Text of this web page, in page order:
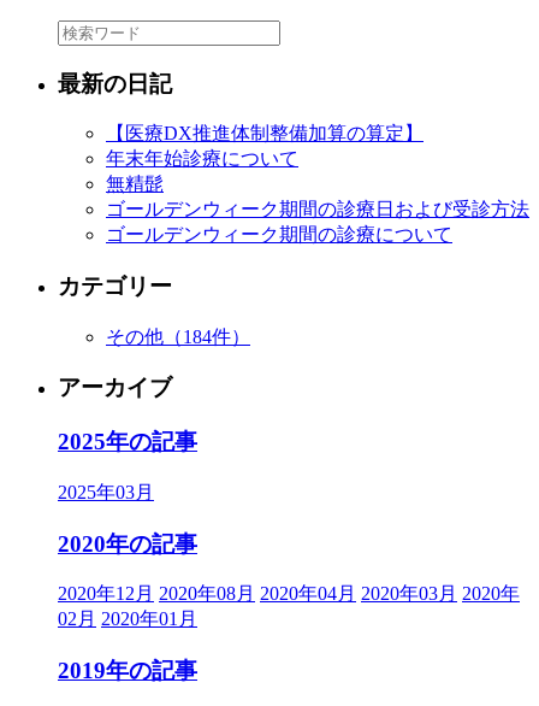
最新の日記
【医療DX推進体制整備加算の算定】
年末年始診療について
無精髭
ゴールデンウィーク期間の診療日および受診方法
ゴールデンウィーク期間の診療について
カテゴリー
その他 （184件）
アーカイブ
2025年の記事
2025年03月
2020年の記事
2020年12月 2020年08月 2020年04月 2020年03月 2020年
02月 2020年01月
2019年の記事